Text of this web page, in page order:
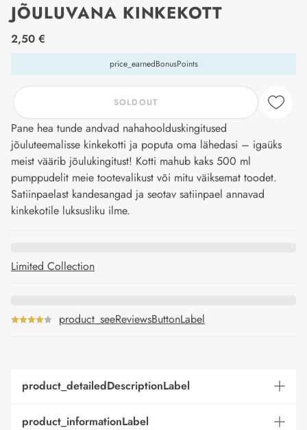
JÕULUVANA KINKEKOTT
price_label
2,50 €
price_earnedBonusPoints
SOLDOUT
Pane hea tunde andvad nahahoolduskingitused
jõuluteemalisse kinkekotti ja poputa oma lähedasi – igaüks
meist väärib jõulukingitust! Kotti mahub kaks 500 ml
pumppudelit meie tootevalikust või mitu väiksemat toodet.
Satiinpaelast kandesangad ja seotav satiinpael annavad
kinkekotile luksusliku ilme.
Limited Collection
product_seeReviewsButtonLabel
product_detailedDescriptionLabel
product_informationLabel